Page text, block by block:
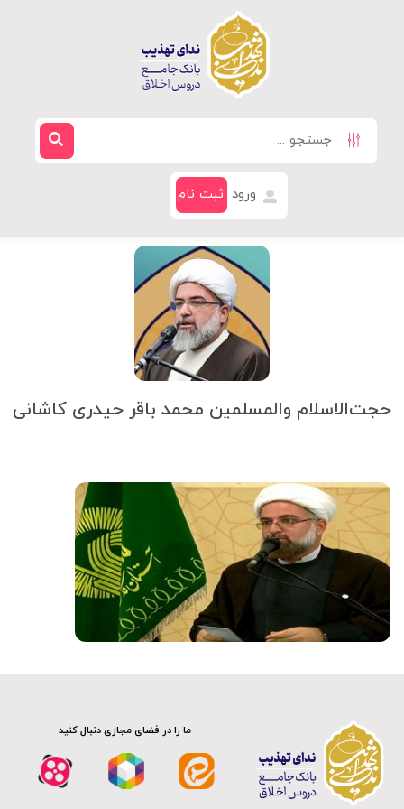
ورود ثبت نام
حجت‌الاسلام والمسلمین محمد باقر حیدری کاشانی
سلسله دروس اخلاق صوت
ما را در فضای مجازی دنبال کنید